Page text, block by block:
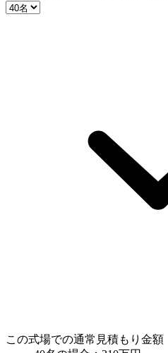
この式場での通常見積もり金額